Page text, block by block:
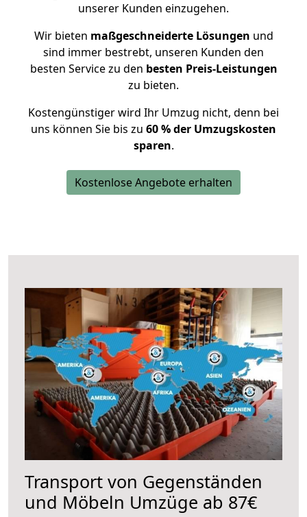
unserer Kunden einzugehen.
Wir bieten maßgeschneiderte Lösungen und
sind immer bestrebt, unseren Kunden den
besten Service zu den besten Preis-Leistungen
zu bieten.
Kostengünstiger wird Ihr Umzug nicht, denn bei
uns können Sie bis zu 60 % der Umzugskosten
sparen.
Kostenlose Angebote erhalten
Transport von Gegenständen
und Möbeln Umzüge ab 87€